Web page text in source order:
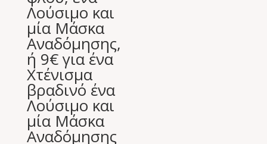
Λούσιμο και
μία Μάσκα
Αναδόμησης,
ή 9€ για ένα
Χτένισμα
βραδινό ένα
Λούσιμο και
μία Μάσκα
Αναδόμησης